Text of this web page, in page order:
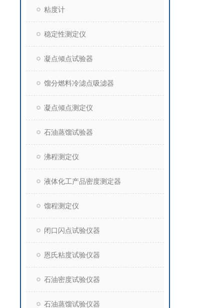
粘度计
稳定性测定仪
凝点倾点试验器
馏分燃料冷滤点吸滤器
凝点倾点测定仪
石油蒸馏试验器
沸程测定仪
液体化工产品密度测定器
馏程测定仪
闭口闪点试验仪器
恩氏粘度试验仪器
石油密度试验仪器
石油蒸馏试验仪器